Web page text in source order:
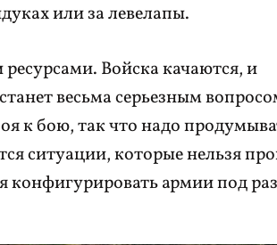
или за левелапы.
Войска качаются, и
весьма серьезным
к бою, так что надо
ситуации, которые нельзя
армии под